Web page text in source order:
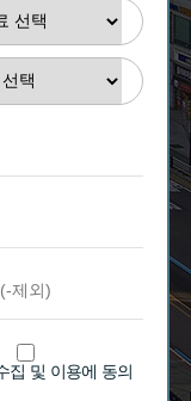
집 및 이용에 동의